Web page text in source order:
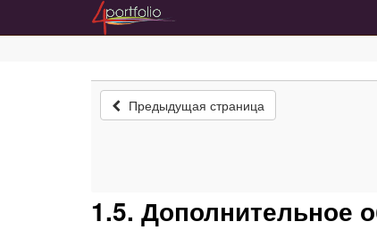
Предыдущая страница
1.5. Дополнительное